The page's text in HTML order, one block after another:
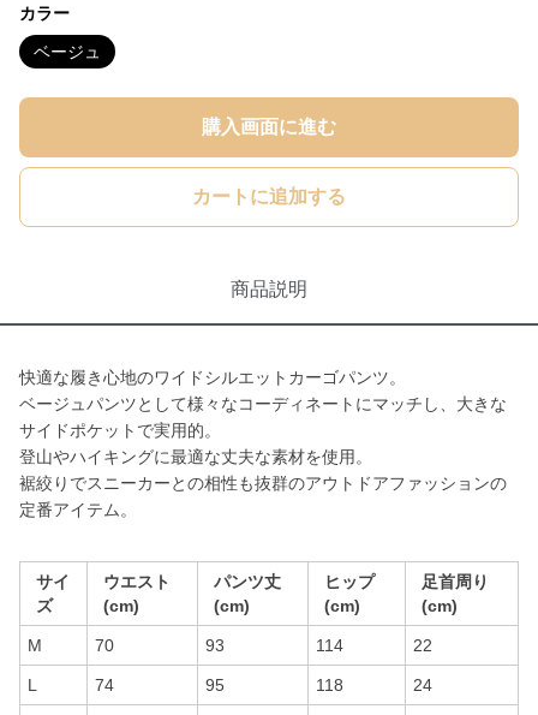
カラー
ベージュ
購入画面に進む
カートに追加する
商品説明
快適な履き心地のワイドシルエットカーゴパンツ。
ベージュパンツとして様々なコーディネートにマッチし、大きな
サイドポケットで実用的。
登山やハイキングに最適な丈夫な素材を使用。
裾絞りでスニーカーとの相性も抜群のアウトドアファッションの
定番アイテム。
サイ
ズ
ウエスト
(cm)
パンツ丈
(cm)
ヒップ
(cm)
足首周り
(cm)
M 70 93 114 22
L 74 95 118 24